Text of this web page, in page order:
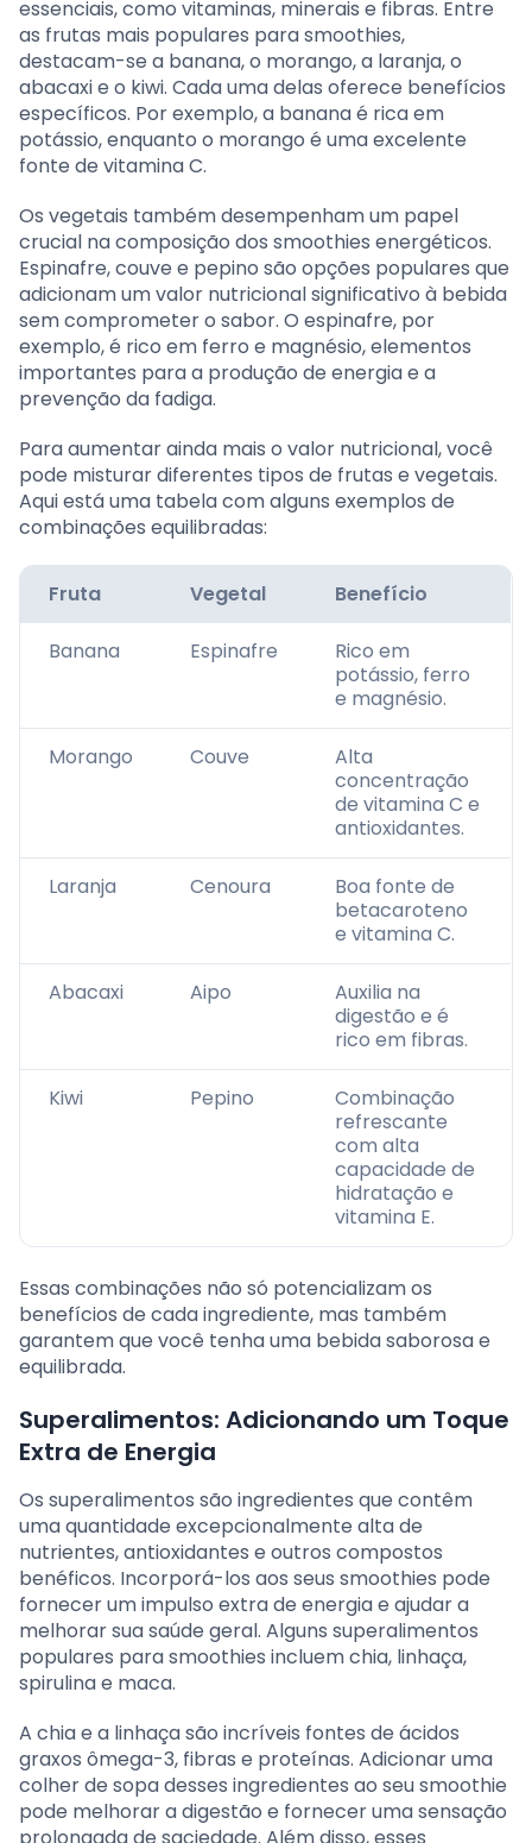
essenciais, como vitaminas, minerais e fibras. Entre
as frutas mais populares para smoothies,
destacam-se a banana, o morango, a laranja, o
abacaxi e o kiwi. Cada uma delas oferece benefícios
específicos. Por exemplo, a banana é rica em
potássio, enquanto o morango é uma excelente
fonte de vitamina C.
Os vegetais também desempenham um papel
crucial na composição dos smoothies energéticos.
Espinafre, couve e pepino são opções populares que
adicionam um valor nutricional significativo à bebida
sem comprometer o sabor. O espinafre, por
exemplo, é rico em ferro e magnésio, elementos
importantes para a produção de energia e a
prevenção da fadiga.
Para aumentar ainda mais o valor nutricional, você
pode misturar diferentes tipos de frutas e vegetais.
Aqui está uma tabela com alguns exemplos de
combinações equilibradas:
Fruta Vegetal Benefício
Banana Espinafre
Rico em
potássio, ferro
e magnésio.
Morango Couve
Alta
concentração
de vitamina C e
antioxidantes.
Laranja Cenoura
Boa fonte de
betacaroteno
e vitamina C.
Abacaxi Aipo
Auxilia na
digestão e é
rico em fibras.
Kiwi Pepino
Combinação
refrescante
com alta
capacidade de
hidratação e
vitamina E.
Essas combinações não só potencializam os
benefícios de cada ingrediente, mas também
garantem que você tenha uma bebida saborosa e
equilibrada.
Superalimentos: Adicionando um Toque
Extra de Energia
Os superalimentos são ingredientes que contêm
uma quantidade excepcionalmente alta de
nutrientes, antioxidantes e outros compostos
benéficos. Incorporá-los aos seus smoothies pode
fornecer um impulso extra de energia e ajudar a
melhorar sua saúde geral. Alguns superalimentos
populares para smoothies incluem chia, linhaça,
spirulina e maca.
A chia e a linhaça são incríveis fontes de ácidos
graxos ômega-3, fibras e proteínas. Adicionar uma
colher de sopa desses ingredientes ao seu smoothie
pode melhorar a digestão e fornecer uma sensação